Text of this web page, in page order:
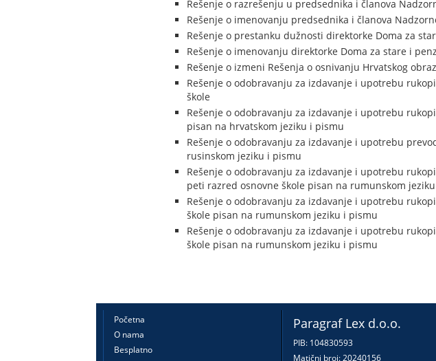
Rešenje o razrešenju u predsednika i članova
Rešenje o imenovanju predsednika i članova
Rešenje o prestanku dužnosti direktorke Doma za
Rešenje o imenovanju direktorke Doma za stare i
Rešenje o izmeni Rešenja o osnivanju Hrvatskog
Rešenje o odobravanju za izdavanje i upotrebu
škole
Rešenje o odobravanju za izdavanje i upotrebu
pisan na hrvatskom jeziku i pismu
Rešenje o odobravanju za izdavanje i upotrebu
rusinskom jeziku i pismu
Rešenje o odobravanju za izdavanje i upotrebu
peti razred osnovne škole pisan na rumunskom
Rešenje o odobravanju za izdavanje i upotrebu
škole pisan na rumunskom jeziku i pismu
Rešenje o odobravanju za izdavanje i upotrebu
škole pisan na rumunskom jeziku i pismu
Početna
O nama
Besplatno
Paragraf Lex d.o.o.
PIB: 104830593
Matični broj: 20240156